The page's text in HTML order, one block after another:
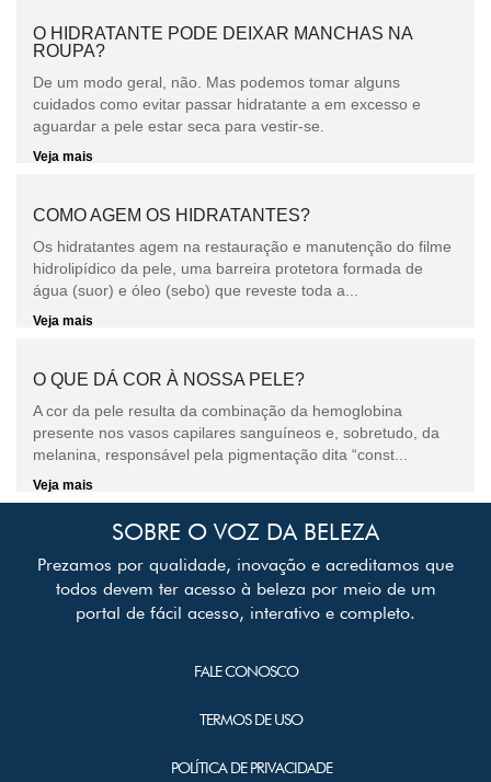
O HIDRATANTE PODE DEIXAR MANCHAS NA
ROUPA?
De um modo geral, não. Mas podemos tomar alguns
cuidados como evitar passar hidratante a em excesso e
aguardar a pele estar seca para vestir-se.
Veja mais
COMO AGEM OS HIDRATANTES?
Os hidratantes agem na restauração e manutenção do filme
hidrolipídico da pele, uma barreira protetora formada de
água (suor) e óleo (sebo) que reveste toda a...
Veja mais
O QUE DÁ COR À NOSSA PELE?
A cor da pele resulta da combinação da hemoglobina
presente nos vasos capilares sanguíneos e, sobretudo, da
melanina, responsável pela pigmentação dita “const...
Veja mais
SOBRE O VOZ DA BELEZA
Prezamos por qualidade, inovação e acreditamos que
todos devem ter acesso à beleza por meio de um
portal de fácil acesso, interativo e completo.
FALE CONOSCO
TERMOS DE USO
POLÍTICA DE PRIVACIDADE